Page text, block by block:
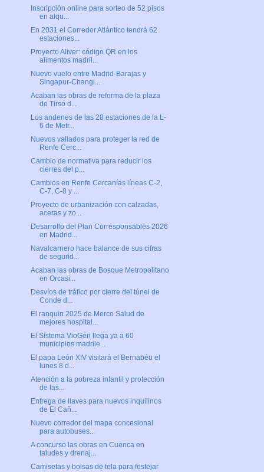
Inscripción online para sorteo de 52 pisos
en alqu...
En 2031 el Corredor Atlántico tendrá 62
estaciones...
Proyecto Aliver: código QR en los
alimentos madril...
Nuevo vuelo entre Madrid-Barajas y
Singapur-Changi...
Acaban las obras de reforma de la plaza
de Tirso d...
Los andenes de las 28 estaciones de la L-
6 de Metr...
Nuevos vallados para proteger la red de
Renfe Cerc...
Cambio de normativa para reducir los
cierres del p...
Cambios en Renfe Cercanías líneas C-2,
C-7, C-8 y ...
Proyecto de urbanización con calzadas,
aceras y zo...
Desarrollo del Plan Corresponsables 2026
en Madrid...
Navalcarnero hace balance de sus cifras
de segurid...
Acaban las obras de Bosque Metropolitano
en Orcasi...
Desvíos de tráfico por cierre del túnel de
Conde d...
El ranquin 2025 de Merco Salud de
mejores hospital...
El Sistema VioGén llega ya a 60
municipios madrile...
El papa León XIV visitará el Bernabéu el
lunes 8 d...
Atención a la pobreza infantil y protección
de las...
Entrega de llaves para nuevos inquilinos
de El Cañ...
Nuevo corredor del mapa concesional
para autobuses...
A concurso las obras en Cuenca en
taludes y drenaj...
Camisetas y bolsas de tela para festejar